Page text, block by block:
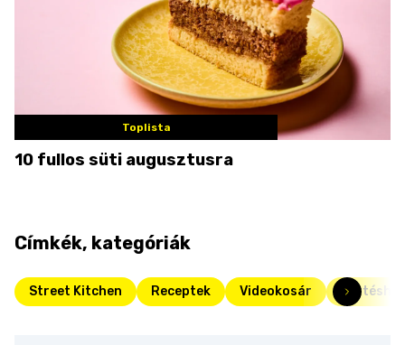
Toplista
10 fullos süti augusztusra
Címkék, kategóriák
Street Kitchen Receptek Videokosár